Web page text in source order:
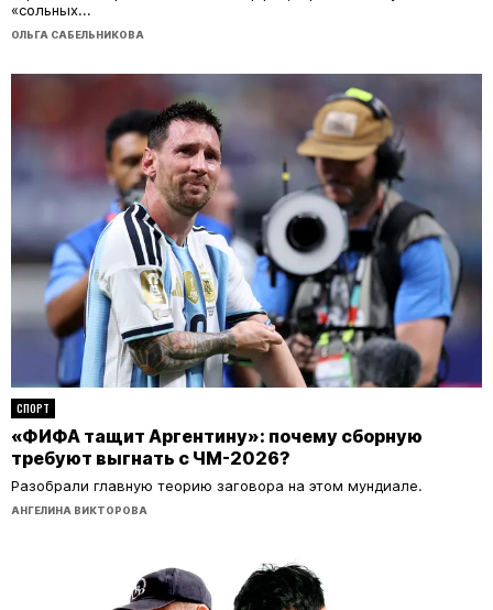
ОЛЬГА САБЕЛЬНИКОВА
«сольных...
СПОРТ
«ФИФА тащит Аргентину»: почему сборную
требуют выгнать с ЧМ-2026?
АНГЕЛИНА ВИКТОРОВА
Разобрали главную теорию заговора на этом мундиале.